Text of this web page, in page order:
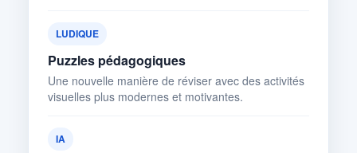
LUDIQUE
Puzzles pédagogiques
Une nouvelle manière de réviser avec des activités
visuelles plus modernes et motivantes.
IA